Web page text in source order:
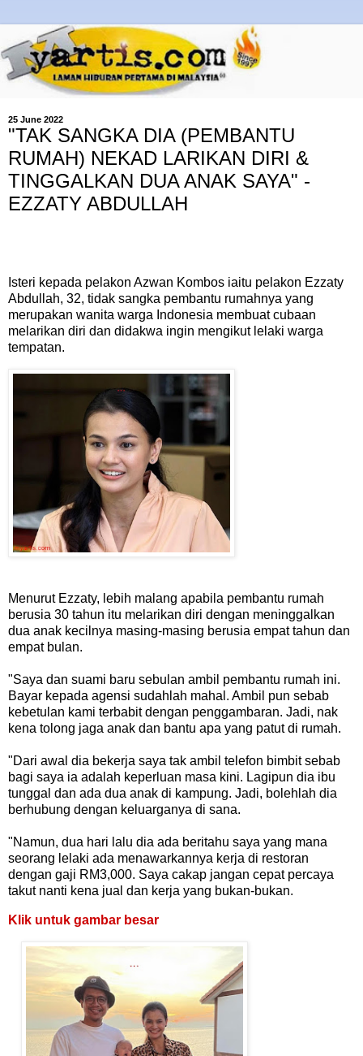
25 June 2022
"TAK SANGKA DIA (PEMBANTU
RUMAH) NEKAD LARIKAN DIRI &
TINGGALKAN DUA ANAK SAYA" -
EZZATY ABDULLAH
Isteri kepada pelakon Azwan Kombos iaitu pelakon Ezzaty
Abdullah, 32, tidak sangka pembantu rumahnya yang
merupakan wanita warga Indonesia membuat cubaan
melarikan diri dan didakwa ingin mengikut lelaki warga
tempatan.
Menurut Ezzaty, lebih malang apabila pembantu rumah
berusia 30 tahun itu melarikan diri dengan meninggalkan
dua anak kecilnya masing-masing berusia empat tahun dan
empat bulan.
"Saya dan suami baru sebulan ambil pembantu rumah ini.
Bayar kepada agensi sudahlah mahal. Ambil pun sebab
kebetulan kami terbabit dengan penggambaran. Jadi, nak
kena tolong jaga anak dan bantu apa yang patut di rumah.
"Dari awal dia bekerja saya tak ambil telefon bimbit sebab
bagi saya ia adalah keperluan masa kini. Lagipun dia ibu
tunggal dan ada dua anak di kampung. Jadi, bolehlah dia
berhubung dengan keluarganya di sana.
"Namun, dua hari lalu dia ada beritahu saya yang mana
seorang lelaki ada menawarkannya kerja di restoran
dengan gaji RM3,000. Saya cakap jangan cepat percaya
takut nanti kena jual dan kerja yang bukan-bukan.
Klik untuk gambar besar